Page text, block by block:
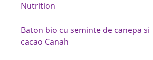
Nutrition
Baton bio cu seminte de canepa si
cacao Canah